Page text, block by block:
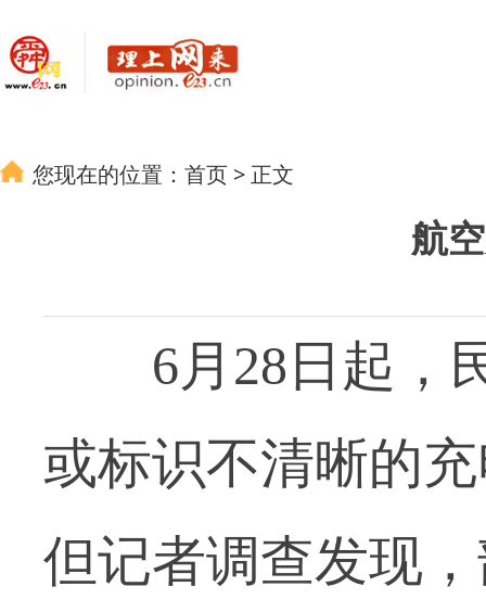
您现在的位置： 首页 > 正文
航
6月28日起，民
或标识不清晰的
但记者调查发现